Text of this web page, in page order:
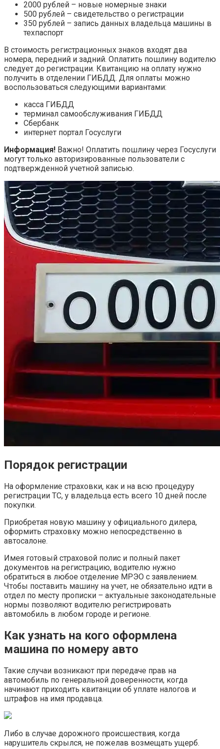
2000 рублей – новые номерные знаки
500 рублей – свидетельство о регистрации
350 рублей – запись данных владельца машины в
техпаспорт
В стоимость регистрационных знаков входят два
номера, передний и задний. Оплатить пошлину водителю
следует до регистрации. Квитанцию на оплату нужно
получить в отделении ГИБДД. Для оплаты можно
воспользоваться следующими вариантами:
касса ГИБДД
терминал самообслуживания ГИБДД
Сбербанк
интернет портал Госуслуги
Информация! Важно! Оплатить пошлину через Госуслуги
могут только авторизированные пользователи с
подтвержденной учетной записью.
Порядок регистрации
На оформление страховки, как и на всю процедуру
регистрации ТС, у владельца есть всего 10 дней после
покупки.
Приобретая новую машину у официального дилера,
оформить страховку можно непосредственно в
автосалоне.
Имея готовый страховой полис и полный пакет
документов на регистрацию, водителю нужно
обратиться в любое отделение МРЭО с заявлением.
Чтобы поставить машину на учет, не обязательно идти в
отдел по месту прописки – актуальные законодательные
нормы позволяют водителю регистрировать
автомобиль в любом городе и регионе.
Как узнать на кого оформлена
машина по номеру авто
Такие случаи возникают при передаче прав на
автомобиль по генеральной доверенности, когда
начинают приходить квитанции об уплате налогов и
штрафов на имя продавца.
Либо в случае дорожного происшествия, когда
нарушитель скрылся, не пожелав возмещать ущерб.